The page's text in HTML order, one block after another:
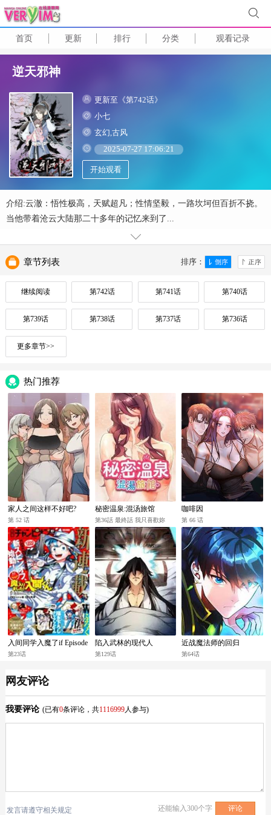
首页 更新 排行 分类 观看记录
逆天邪神
更新至《第742话》
小七
玄幻,古风
2025-07-27 17:06:21
开始观看
介绍:云澈：悟性极高，天赋超凡；性情坚毅，一路坎坷但百折不挠。
当他带着沧云大陆那二十多年的记忆来到了...
排序：
章节列表
继续阅读 第742话 第741话 第740话
第739话 第738话 第737话 第736话
更多章节>>
热门推荐
家人之间这样不好吧?
第 52 话
秘密温泉:混汤旅馆
第36話 最終話 我只喜歡妳
咖啡因
第 66 话
入间同学入魔了if Episode
of 魔手党
第23话
陷入武林的现代人
第129话
近战魔法师的回归
第64话
网友评论
我要评论 (已有0条评论，共1116999人参与)
发言请遵守相关规定 还能输入300个字